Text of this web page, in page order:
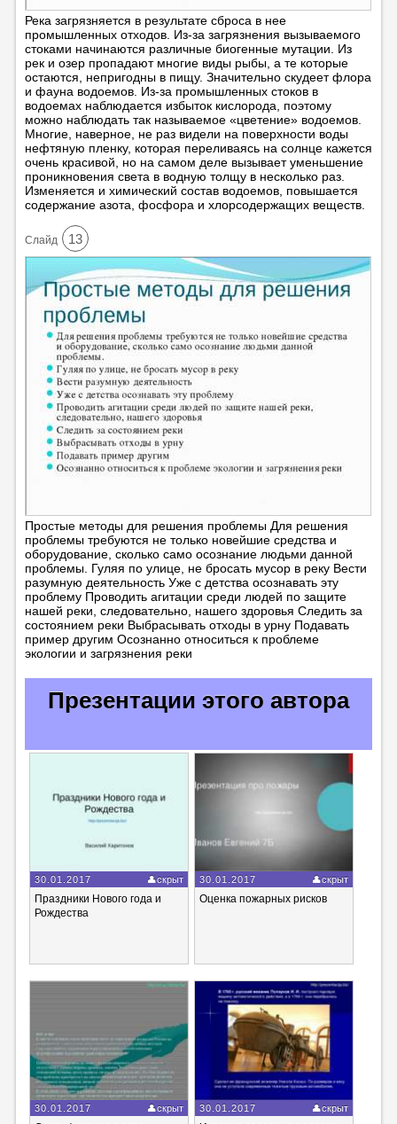
Река загрязняется в результате сброса в нее
промышленных отходов. Из-за загрязнения вызываемого
стоками начинаются различные биогенные мутации. Из
рек и озер пропадают многие виды рыбы, а те которые
остаются, непригодны в пищу. Значительно скудеет флора
и фауна водоемов. Из-за промышленных стоков в
водоемах наблюдается избыток кислорода, поэтому
можно наблюдать так называемое «цветение» водоемов.
Многие, наверное, не раз видели на поверхности воды
нефтяную пленку, которая переливаясь на солнце кажется
очень красивой, но на самом деле вызывает уменьшение
проникновения света в водную толщу в несколько раз.
Изменяется и химический состав водоемов, повышается
содержание азота, фосфора и хлорсодержащих веществ.
Cлайд 13
Простые методы для решения проблемы Для решения
проблемы требуются не только новейшие средства и
оборудование, сколько само осознание людьми данной
проблемы. Гуляя по улице, не бросать мусор в реку Вести
разумную деятельность Уже с детства осознавать эту
проблему Проводить агитации среди людей по защите
нашей реки, следовательно, нашего здоровья Следить за
состоянием реки Выбрасывать отходы в урну Подавать
пример другим Осознанно относиться к проблеме
экологии и загрязнения реки
Презентации этого автора
30.01.2017 скрыт
Праздники Нового года и
Рождества
30.01.2017 скрыт
Оценка пожарных рисков
30.01.2017 скрыт 30.01.2017 скрыт